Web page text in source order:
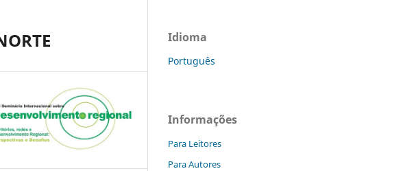
Idioma
Português
Informações
Para Leitores
Para Autores